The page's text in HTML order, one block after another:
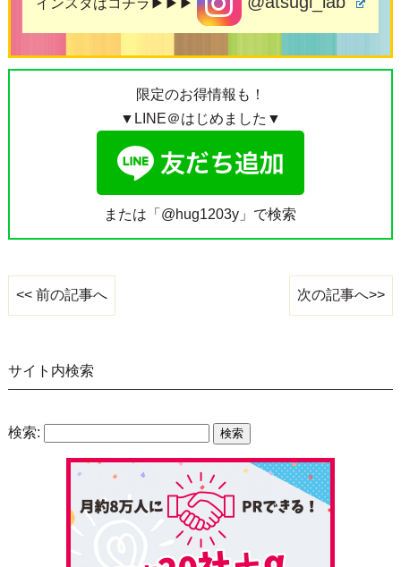
インスタはコチラ▶▶▶
限定のお得情報も！
▼LINE＠はじめました▼
または「@hug1203y」で検索
<< 前の記事へ 次の記事へ>>
サイト内検索
検索: